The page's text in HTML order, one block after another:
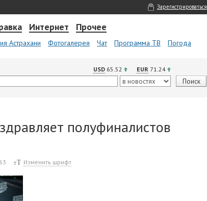
Зарегистрироваться
Интернет Прочее
Астрахани Фотогалерея Чат Программа ТВ Погода
USD 65.52 EUR 71.24
полуфиналистов
Изменить шрифт